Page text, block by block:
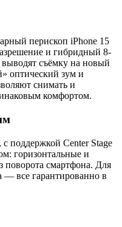
перископ iPhone 15
и гибридный 8-
выводят съёмку на новый
оптический зум и
снимать и
комфортом.
поддержкой Center Stage
горизонтальные и
поворота смартфона. Для
— все гарантированно в